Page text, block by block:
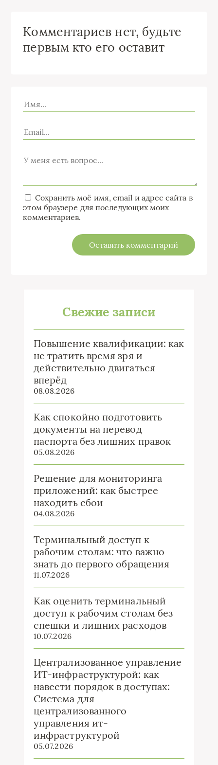
Комментариев нет, будьте
первым кто его оставит
Сохранить моё имя, email и адрес сайта в
этом браузере для последующих моих
комментариев.
Свежие записи
Повышение квалификации: как
не тратить время зря и
действительно двигаться
вперёд
08.08.2026
Как спокойно подготовить
документы на перевод
паспорта без лишних правок
05.08.2026
Решение для мониторинга
приложений: как быстрее
находить сбои
04.08.2026
Терминальный доступ к
рабочим столам: что важно
знать до первого обращения
11.07.2026
Как оценить терминальный
доступ к рабочим столам без
спешки и лишних расходов
10.07.2026
Централизованное управление
ИТ-инфраструктурой: как
навести порядок в доступах:
Система для
централизованного
управления ит-
инфраструктурой
05.07.2026